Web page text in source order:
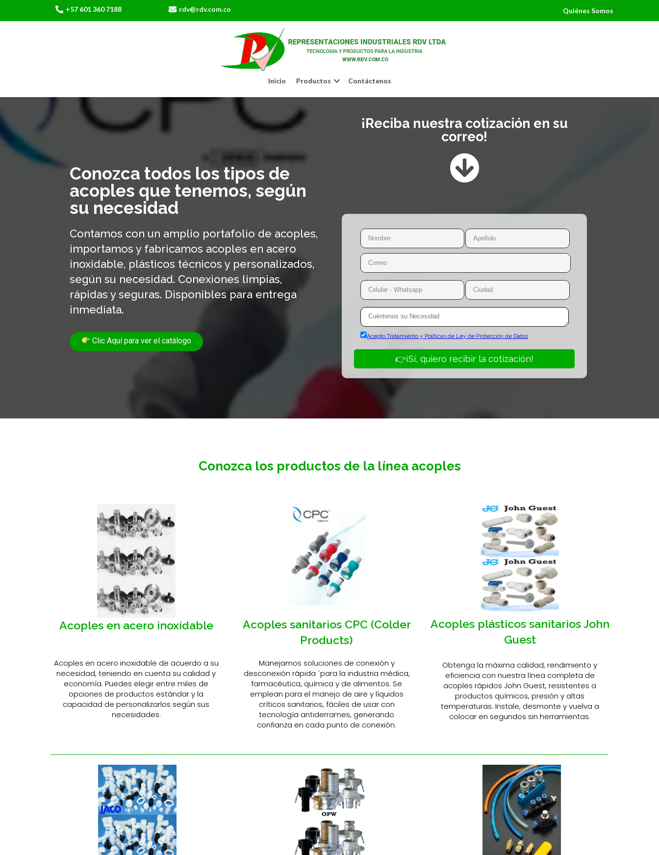
+57 601 360 7188 rdv@rdv.com.co Quiénes Somos
Inicio Productos Contáctenos
Conozca todos los tipos de
acoples que tenemos, según
su necesidad
Contamos con un amplio portafolio de acoples,
importamos y fabricamos acoples en acero
inoxidable, plásticos técnicos y personalizados,
según su necesidad. Conexiones limpias,
rápidas y seguras. Disponibles para entrega
inmediata.
Clic Aquí para ver el catálogo
¡Reciba nuestra cotización en su
correo!
Conozca los productos de la línea acoples
Acoples en acero inoxidable
Acoples en acero inoxidable de acuerdo a su
necesidad, teniendo en cuenta su calidad y
economía. Puedes elegir entre miles de
opciones de productos estándar y la
capacidad de personalizarlos según sus
necesidades.
Acoples sanitarios CPC (Colder
Products)
Manejamos soluciones de conexión y
desconexión rápida ´para la industria médica,
farmacéutica, química y de alimentos. Se
emplean para el manejo de aire y líquidos
críticos sanitarios, fáciles de usar con
tecnología antiderrames, generando
confianza en cada punto de conexión.
Acoples plásticos sanitarios John
Guest
Obtenga la máxima calidad, rendimiento y
eficiencia con nuestra línea completa de
acoples rápidos John Guest, resistentes a
productos químicos, presión y altas
temperaturas. Instale, desmonte y vuelva a
colocar en segundos sin herramientas.